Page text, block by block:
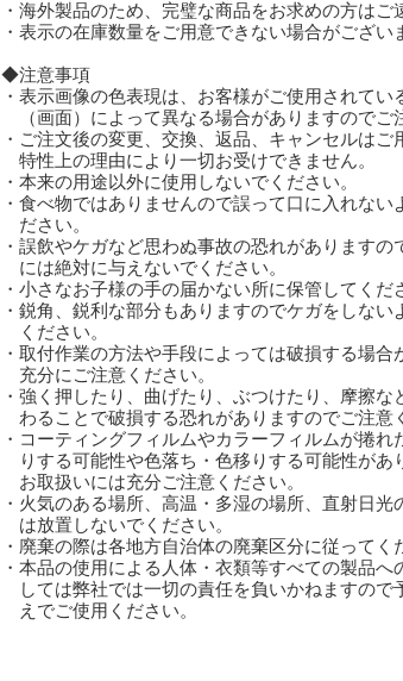
・海外製品のため、完璧な商品をお求めの方はご
・表示の在庫数量をご用意できない場合がござい
◆注意事項
・表示画像の色表現は、お客様がご使用されてい
（画面）によって異なる場合がありますのでご
・ご注文後の変更、交換、返品、キャンセルはご
特性上の理由により一切お受けできません。
・本来の用途以外に使用しないでください。
・食べ物ではありませんので誤って口に入れない
ださい。
・誤飲やケガなど思わぬ事故の恐れがありますの
には絶対に与えないでください。
・小さなお子様の手の届かない所に保管してくだ
・鋭角、鋭利な部分もありますのでケガをしない
ください。
・取付作業の方法や手段によっては破損する場合
充分にご注意ください。
・強く押したり、曲げたり、ぶつけたり、摩擦な
わることで破損する恐れがありますのでご注意
・コーティングフィルムやカラーフィルムが捲れ
りする可能性や色落ち・色移りする可能性があ
お取扱いには充分ご注意ください。
・火気のある場所、高温・多湿の場所、直射日光
は放置しないでください。
・廃棄の際は各地方自治体の廃棄区分に従ってく
・本品の使用による人体・衣類等すべての製品へ
しては弊社では一切の責任を負いかねますので
えでご使用ください。